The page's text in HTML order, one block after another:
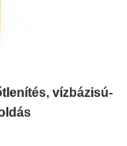
vízbázisú-